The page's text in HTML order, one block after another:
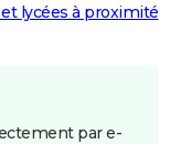
lycées à proximité
par e-